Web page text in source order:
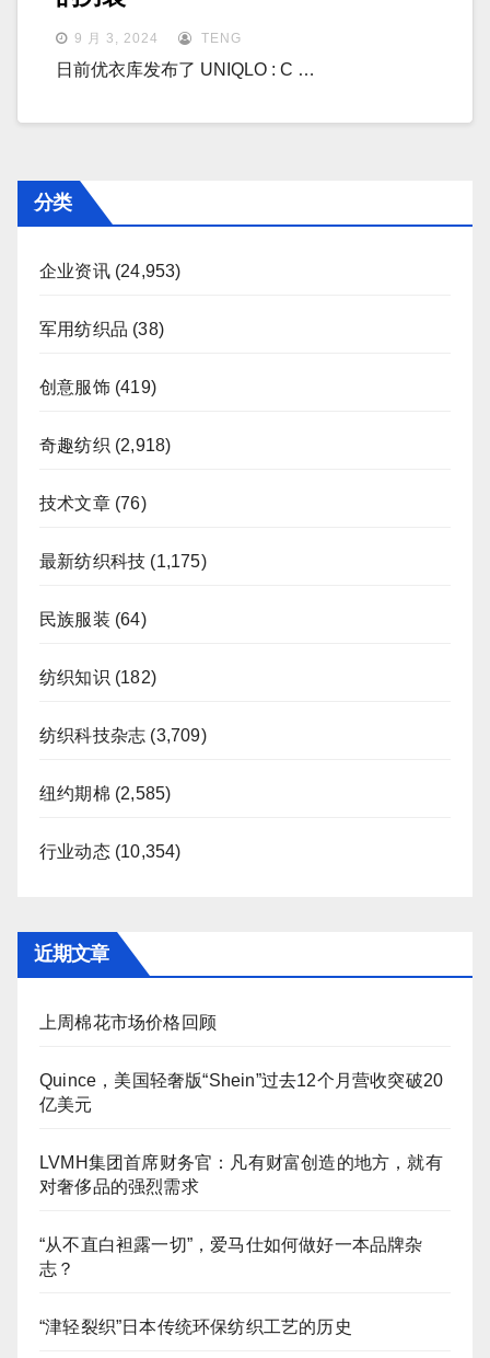
9 月 3, 2024 TENG
日前优衣库发布了 UNIQLO : C …
分类
企业资讯(24,953)
军用纺织品 (38)
创意服饰(419)
奇趣纺织 (2,918)
技术文章(76)
最新纺织科技 (1,175)
民族服装 (64)
纺织知识 (182)
纺织科技杂志 (3,709)
纽约期棉 (2,585)
行业动态(10,354)
近期文章
上周棉花市场价格回顾
Quince，美国轻奢版“Shein”过去12个月营收突破20
亿美元
LVMH集团首席财务官：凡有财富创造的地方，就有
对奢侈品的强烈需求
“从不直白袒露一切”，爱马仕如何做好一本品牌杂
志？
“津轻裂织”日本传统环保纺织工艺的历史